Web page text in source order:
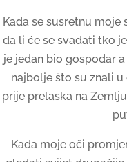
Kada se susretnu
da li će se svađati tko
je jedan bio gospodar
najbolje što su znali
prije prelaska na
Kada moje oči